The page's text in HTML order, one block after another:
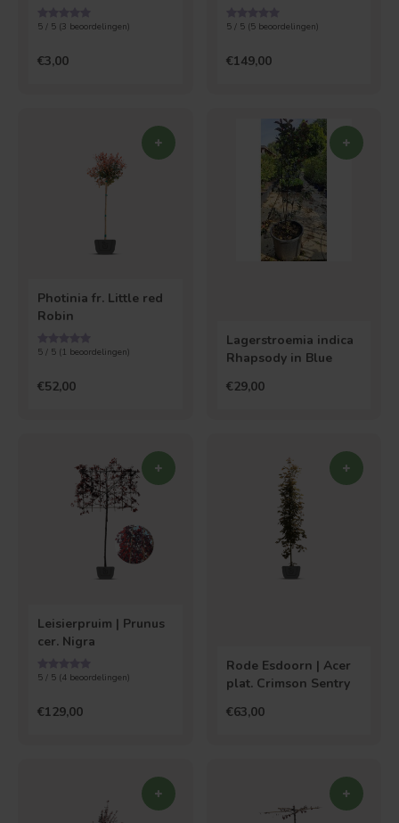
5 / 5 (3 beoordelingen)
€3,00
5 / 5 (5beoordelingen)
€149,00
Photinia fr. Little red
Robin
5 / 5 (1 beoordelingen)
€52,00
Lagerstroemia indica
Rhapsody in Blue
€29,00
Leisierpruim | Prunus
cer. Nigra
5 / 5 (4 beoordelingen)
€129,00
Rode Esdoorn | Acer
plat. Crimson Sentry
€63,00